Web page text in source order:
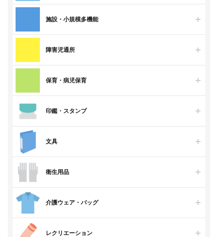
施設・小規模多機能
障害児通所
保育・病児保育
印鑑・スタンプ
文具
衛生用品
介護ウェア・バッグ
レクリエーション